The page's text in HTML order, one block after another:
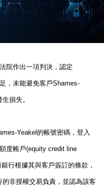
院作出一項判決，認定
，未能避免客戶Shames-
損失。
Yeakel的帳號密碼，登入
度帳戶(equity credit line
行根據其與客戶簽訂的條款，
非授權交易負責，並認為該客